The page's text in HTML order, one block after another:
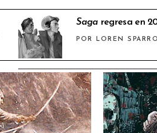
Saga regresa en
POR LOREN